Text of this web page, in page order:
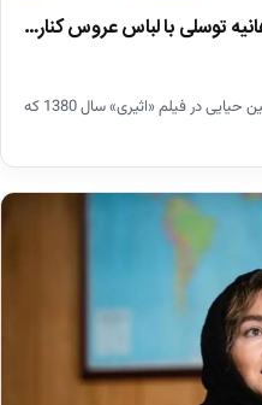
تصویری نادر از هانیه توسلی جوان در کنار امین حیایی در فیلم «اثیری» سال 1380 که